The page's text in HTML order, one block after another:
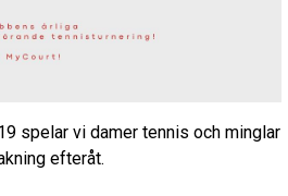
spelar vi damer tennis och minglar
efteråt.